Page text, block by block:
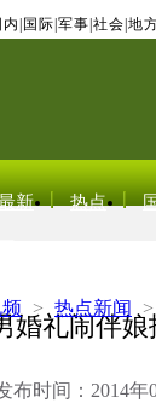
内 国际 军事 社会 地
新 热点
> 热点新闻 >
婚礼闹伴
布时间：2014年